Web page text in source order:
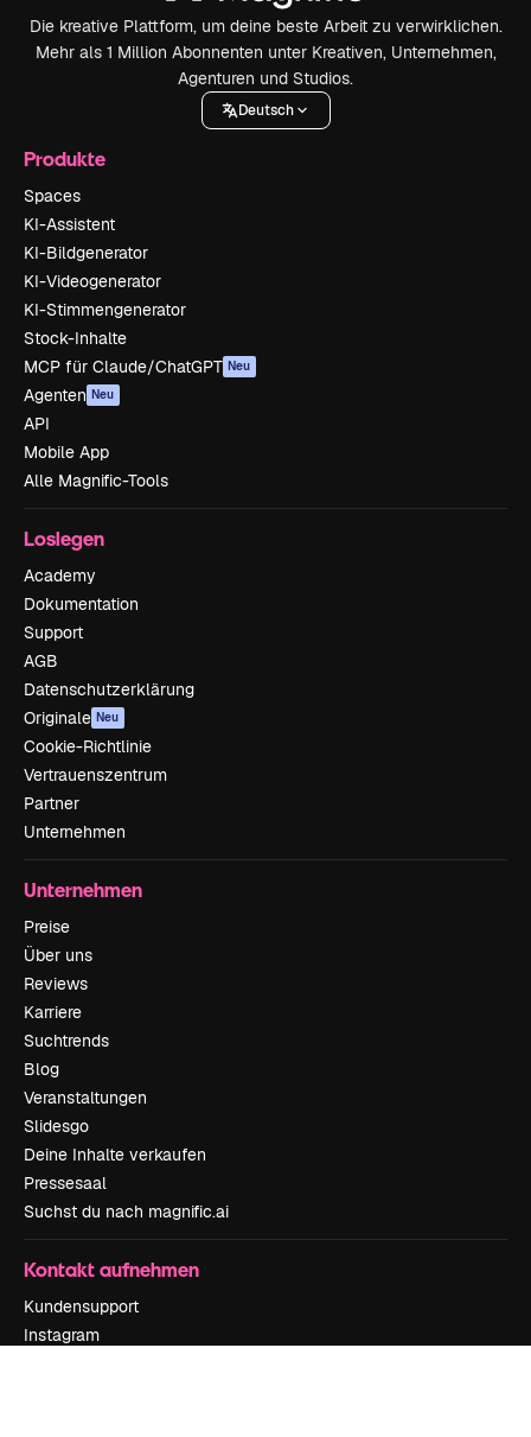
Die kreative Plattform, um deine beste Arbeit zu verwirklichen.
Mehr als 1 Million Abonnenten unter Kreativen, Unternehmen,
Agenturen und Studios.
Deutsch
Produkte
Spaces
KI-Assistent
KI-Bildgenerator
KI-Videogenerator
KI-Stimmengenerator
Stock-Inhalte
MCP für Claude/ChatGPT Neu
Agenten Neu
API
Mobile App
Alle Magnific-Tools
Loslegen
Academy
Dokumentation
Support
AGB
Datenschutzerklärung
Originale Neu
Cookie-Richtlinie
Vertrauenszentrum
Partner
Unternehmen
Unternehmen
Preise
Über uns
Reviews
Karriere
Suchtrends
Blog
Veranstaltungen
Slidesgo
Deine Inhalte verkaufen
Pressesaal
Suchst du nach magnific.ai
Kontakt aufnehmen
Kundensupport
Instagram